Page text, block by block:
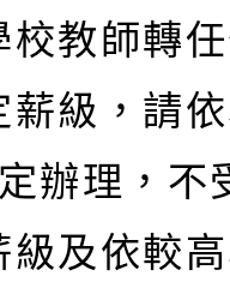
校教師轉
薪級，請
辦理，不
級及依較